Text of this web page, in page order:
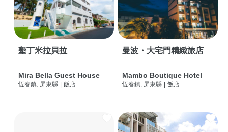
墾丁米拉貝拉
Mira Bella Guest House
恆春鎮, 屏東縣 飯店
曼波・大宅門精緻旅店
Mambo Boutique Hotel
恆春鎮, 屏東縣 飯店